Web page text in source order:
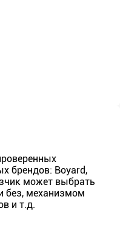
брендов: Boyard,
может выбрать
без, механизмом
и т.д.